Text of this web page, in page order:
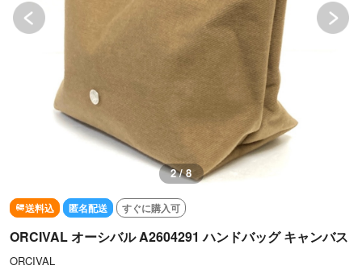
2 / 8
送料込 匿名配送 すぐに購入可
ORCIVAL オーシバル A2604291 ハンドバッグ キャンバス
ORCIVAL